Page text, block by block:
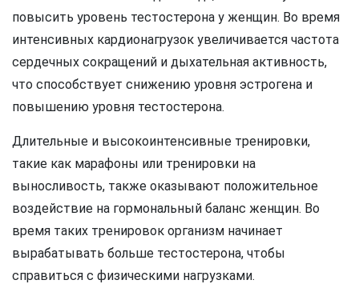
повысить уровень тестостерона у женщин. Во время
интенсивных кардионагрузок увеличивается частота
сердечных сокращений и дыхательная активность,
что способствует снижению уровня эстрогена и
повышению уровня тестостерона.
Длительные и высокоинтенсивные тренировки,
такие как марафоны или тренировки на
выносливость, также оказывают положительное
воздействие на гормональный баланс женщин. Во
время таких тренировок организм начинает
вырабатывать больше тестостерона, чтобы
справиться с физическими нагрузками.